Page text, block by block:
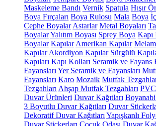
Maskeleme Bandı Vernik Spatula Hışır
Boya Fırçaları Boya Rulosu Mala Boya
Cephe Boyalar Astarlar Metal Boyaları
BoyalarYalıtım Boyası Sprey Boya Kapı
Boyalar Kapılar Amerikan Kapılar
Kapılar Akordiyon Kapılar Sürgülü
Kapıları Kapı Kolları Seramik ve Fayans
Fayansları Yer Seramik ve Fayansları
Fayansları Karo Mozaik Mutfak
Tezgahları Ahşap Mutfak Tezgahları
Duvar Ürünleri Duvar Kağıtları
3 Boyutlu Duvar Kağıtları Duvar
Dekoratif Duvar Kağıtları Yapışkanlı
Duvar Stickerları Çocuk Odası Duvar